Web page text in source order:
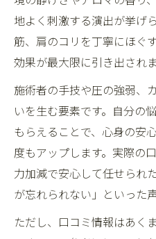
地よく刺激する演出が挙げ
筋、肩のコリを丁寧にほぐ
効果が最大限に引き出されま
施術者の手技や圧の強弱、
いを生む要素です。自分の
もらえることで、心身の安
度もアップします。実際の
力加減で安心して任せられ
が忘れられない」といった
ただし、口コミ情報はあく